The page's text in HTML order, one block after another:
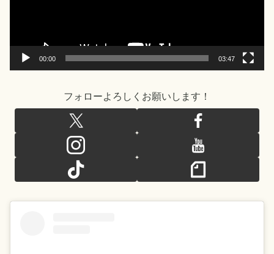
00:00 03:47
フォローよろしくお願いします！